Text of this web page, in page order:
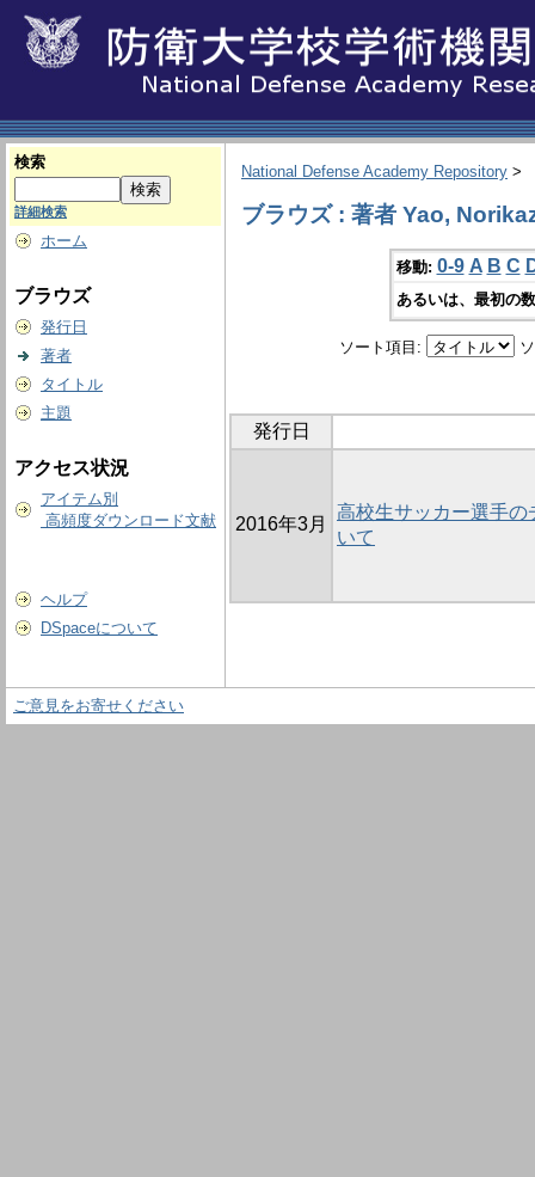
検索
詳細検索
ホーム
ブラウズ
発行日
著者
タイトル
主題
アクセス状況
アイテム別
高頻度ダウンロード文献
ヘルプ
DSpaceについて
National Defense Academy Repository >
ブラウズ : 著者 Yao,
移動: 0-9 A B C
あるいは、最初の
ソート項目:
発行日
2016年3月
高校生サッカー選手
いて
ご意見をお寄せください